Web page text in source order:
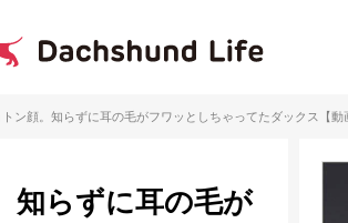
ン顔。知らずに耳の毛がフワッとしちゃってたダックス【動
知らずに耳の毛が